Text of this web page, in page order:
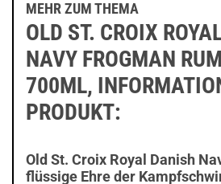
MEHR ZUM THEMA
OLD ST. CROIX
NAVY FROGMAN
700ML,
PRODUKT:
Old St. Croix Royal Danish
flüssige Ehre der